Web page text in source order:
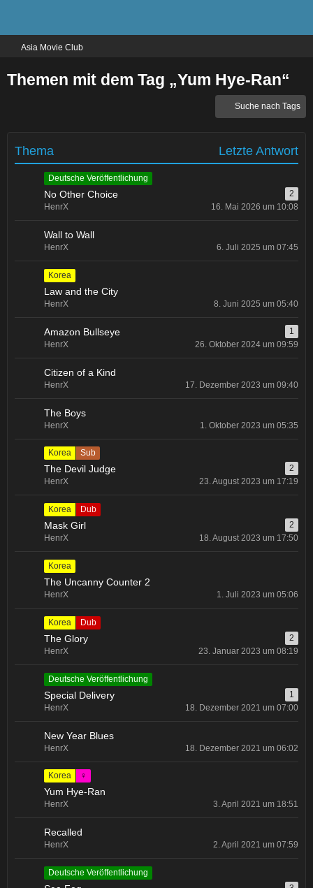
Asia Movie Club
Themen mit dem Tag „Yum Hye-Ran“
Suche nach Tags
Thema Letzte Antwort
Deutsche Veröffentlichung
No Other Choice
2
HenrX
16. Mai 2026 um 10:08
Wall to Wall
HenrX 6. Juli 2025 um 07:45
Korea
Law and the City
HenrX 8. Juni 2025 um 05:40
Amazon Bullseye
1
HenrX
26. Oktober 2024 um 09:59
Citizen of a Kind
HenrX 17. Dezember 2023 um 09:40
The Boys
HenrX 1. Oktober 2023 um 05:35
Korea Sub
The Devil Judge
2
HenrX
23. August 2023 um 17:19
Korea Dub
Mask Girl
2
HenrX
18. August 2023 um 17:50
Korea
The Uncanny Counter 2
HenrX 1. Juli 2023 um 05:06
Korea Dub
The Glory
2
HenrX
23. Januar 2023 um 08:19
Deutsche Veröffentlichung
Special Delivery
1
HenrX
18. Dezember 2021 um 07:00
New Year Blues
HenrX 18. Dezember 2021 um 06:02
Korea ♀
Yum Hye-Ran
HenrX 3. April 2021 um 18:51
Recalled
HenrX 2. April 2021 um 07:59
Deutsche Veröffentlichung